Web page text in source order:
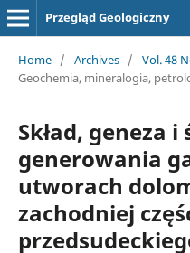
Przegląd Geologiczny
Home / Archives / Vol. 48
Geochemia, mineralogia,
Skład, geneza
generowania
utworach
zachodniej